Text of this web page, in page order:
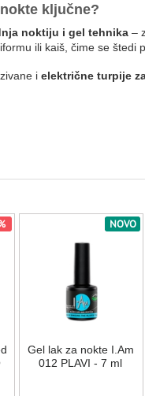
ključne?
noktiju i gel tehnika –
ili kaiš, čime se štedi
i električne turpije
vam vreme i
za manikir i pedikir. Svi
NOVO
Gel lak za nokte I.Am
012 PLAVI - 7 ml